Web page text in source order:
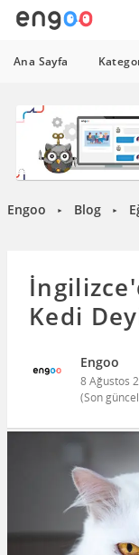
Ana Sayfa
Engoo ► Blog ►
Kedi
Engoo
8 Ağustos
(Son